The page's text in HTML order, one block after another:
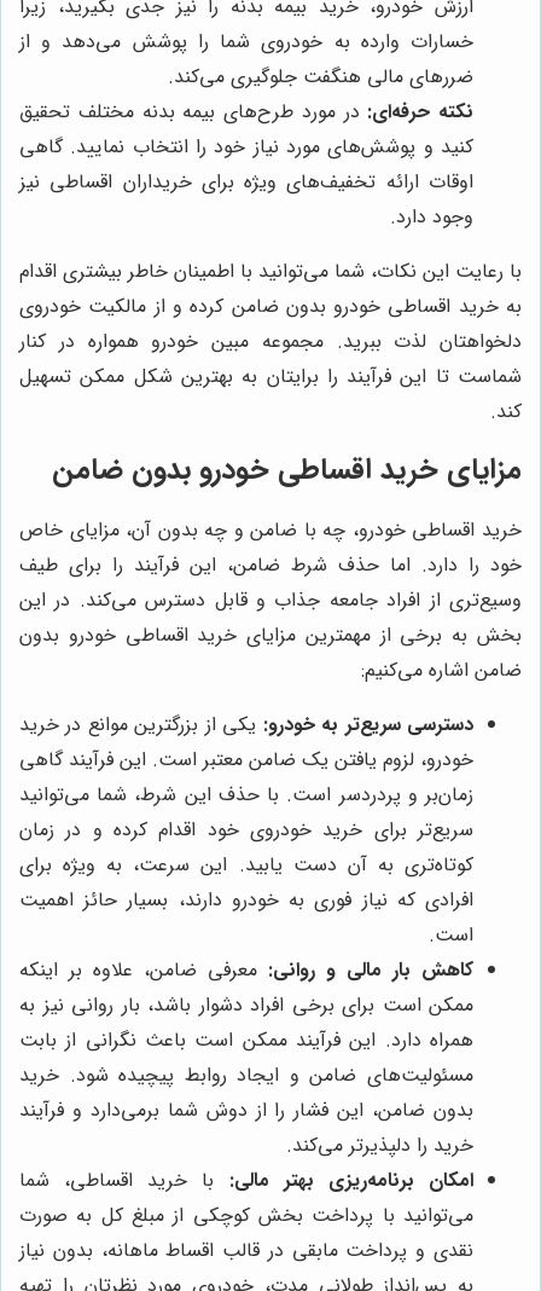
ارزش خودرو، خرید بیمه بدنه را نیز جدی بگیرید، زیرا
خسارات وارده به خودروی شما را پوشش می‌دهد و از
ضررهای مالی هنگفت جلوگیری می‌کند.
نکته حرفه‌ای: در مورد طرح‌های بیمه بدنه مختلف تحقیق
کنید و پوشش‌های مورد نیاز خود را انتخاب نمایید. گاهی
اوقات ارائه تخفیف‌های ویژه برای خریداران اقساطی نیز
وجود دارد.
با رعایت این نکات، شما می‌توانید با اطمینان خاطر بیشتری اقدام
به خرید اقساطی خودرو بدون ضامن کرده و از مالکیت خودروی
دلخواهتان لذت ببرید. مجموعه مبین خودرو همواره در کنار
شماست تا این فرآیند را برایتان به بهترین شکل ممکن تسهیل
کند.
مزایای خرید اقساطی خودرو بدون ضامن
خرید اقساطی خودرو، چه با ضامن و چه بدون آن، مزایای خاص
خود را دارد. اما حذف شرط ضامن، این فرآیند را برای طیف
وسیع‌تری از افراد جامعه جذاب و قابل دسترس می‌کند. در این
بخش به برخی از مهمترین مزایای خرید اقساطی خودرو بدون
ضامن اشاره می‌کنیم:
دسترسی سریع‌تر به خودرو: یکی از بزرگترین موانع در خرید
خودرو، لزوم یافتن یک ضامن معتبر است. این فرآیند گاهی
زمان‌بر و پردردسر است. با حذف این شرط، شما می‌توانید
سریع‌تر برای خرید خودروی خود اقدام کرده و در زمان
کوتاه‌تری به آن دست یابید. این سرعت، به ویژه برای
افرادی که نیاز فوری به خودرو دارند، بسیار حائز اهمیت
است.
کاهش بار مالی و روانی: معرفی ضامن، علاوه بر اینکه
ممکن است برای برخی افراد دشوار باشد، بار روانی نیز به
همراه دارد. این فرآیند ممکن است باعث نگرانی از بابت
مسئولیت‌های ضامن و ایجاد روابط پیچیده شود. خرید
بدون ضامن، این فشار را از دوش شما برمی‌دارد و فرآیند
خرید را دلپذیرتر می‌کند.
امکان برنامه‌ریزی بهتر مالی: با خرید اقساطی، شما
می‌توانید با پرداخت بخش کوچکی از مبلغ کل به صورت
نقدی و پرداخت مابقی در قالب اقساط ماهانه، بدون نیاز